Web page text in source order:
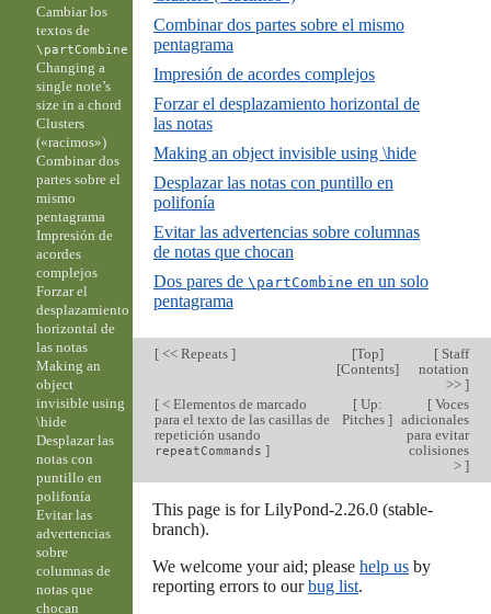
Combinar dos partes sobre el mismo
pentagrama
Impresión de acordes complejos
Forzar el desplazamiento horizontal de
las notas
Making an object invisible using \hide
Desplazar las notas con puntillo en
polifonía
Evitar las advertencias sobre columnas
de notas que chocan
Dos pares de \partCombine en un solo
pentagrama
[<< Repeats ] [Top]
[Contents]
[Staff
notation
>> ]
[< Elementos de marcado
para el texto de las casillas de
repetición usando
repeatCommands ]
[Up:
Pitches]
[Voces
adicionales
para evitar
colisiones
> ]
This page is for LilyPond-2.26.0 (stable-
branch).
We welcome your aid; please help usby
reporting errors to ourbug list.
Cambiar los
textos de
\partCombine
Changing a
single note’s
size in a chord
Clusters
(«racimos»)
Combinar dos
partes sobre el
mismo
pentagrama
Impresión de
acordes
complejos
Forzar el
desplazamiento
horizontal de
las notas
Making an
object
invisible using
\hide
Desplazar las
notas con
puntillo en
polifonía
Evitar las
advertencias
sobre
columnas de
notas que
chocan